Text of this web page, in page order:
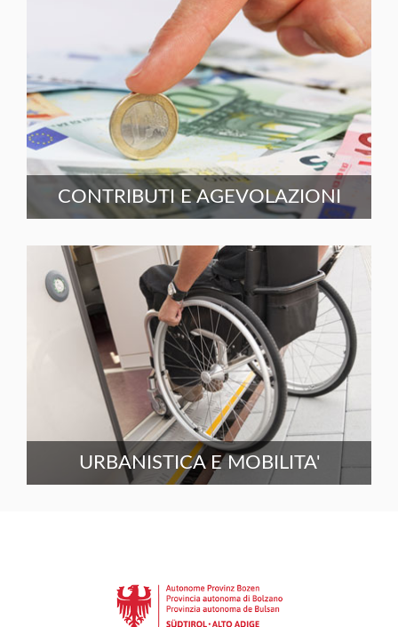
CONTRIBUTI E AGEVOLAZIONI
URBANISTICA E MOBILITA'